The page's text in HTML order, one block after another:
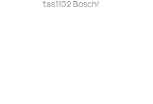
tas1102 Bosch!